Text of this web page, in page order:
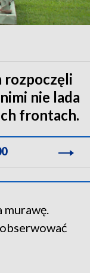
rozpoczęli
nie lada
frontach.